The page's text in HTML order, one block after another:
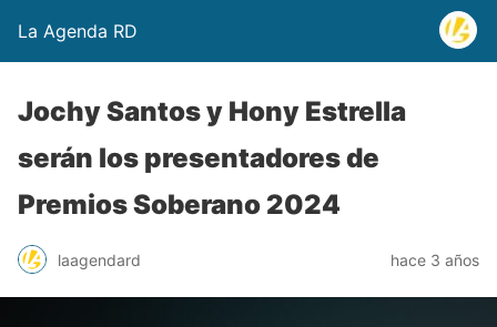
La Agenda RD
Jochy Santos y Hony Estrella
serán los presentadores de
Premios Soberano 2024
laagendard hace 3 años